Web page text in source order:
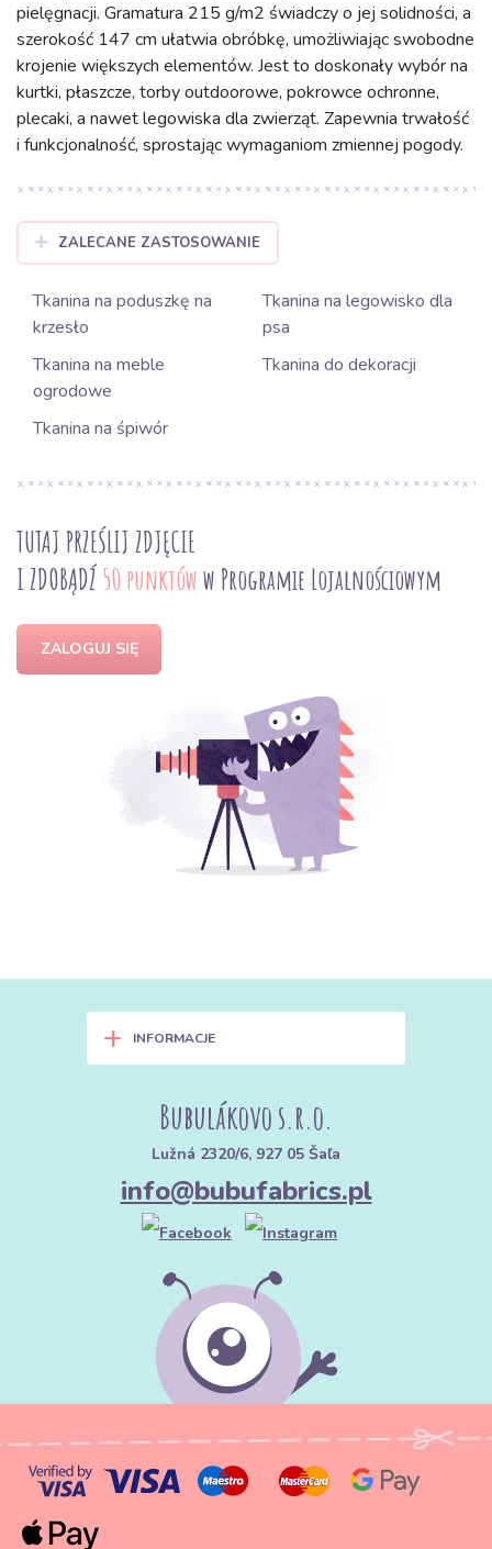
pielęgnacji. Gramatura 215 g/m2 świadczy o jej solidności, a
szerokość 147 cm ułatwia obróbkę, umożliwiając swobodne
krojenie większych elementów. Jest to doskonały wybór na
kurtki, płaszcze, torby outdoorowe, pokrowce ochronne,
plecaki, a nawet legowiska dla zwierząt. Zapewnia trwałość
i funkcjonalność, sprostając wymaganiom zmiennej pogody.
ZALECANE ZASTOSOWANIE
Tkanina na poduszkę na
krzesło
Tkanina na legowisko dla
psa
Tkanina na meble
ogrodowe
Tkanina do dekoracji
Tkanina na śpiwór
TUTAJ PRZEŚLIJ ZDJĘCIE
I ZDOBĄDŹ 50 punktóww Programie Lojalnościowym
ZALOGUJ SIĘ
+ INFORMACJE
Bubulákovo s.r.o.
Lužná 2320/6, 927 05 Šaľa
info@bubufabrics.pl